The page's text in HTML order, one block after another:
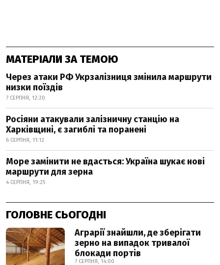
МАТЕРІАЛИ ЗА ТЕМОЮ
Через атаки РФ Укрзалізниця змінила маршрути
низки поїздів
7 СЕРПНЯ, 12:20
Росіяни атакували залізничну станцію на
Харківщині, є загиблі та поранені
6 СЕРПНЯ, 11:12
Море замінити не вдасться: Україна шукає нові
маршрути для зерна
4 СЕРПНЯ, 19:25
ГОЛОВНЕ СЬОГОДНІ
Аграрії знайшли, де зберігати
зерно на випадок тривалої
блокади портів
7 СЕРПНЯ, 14:00